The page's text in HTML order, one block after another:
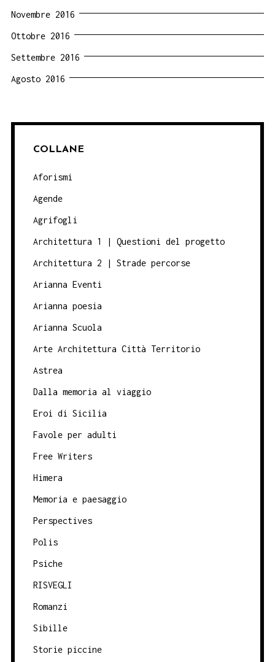
Novembre 2016
Ottobre 2016
Settembre 2016
Agosto 2016
COLLANE
Aforismi
Agende
Agrifogli
Architettura 1 | Questioni del progetto
Architettura 2 | Strade percorse
Arianna Eventi
Arianna poesia
Arianna Scuola
Arte Architettura Città Territorio
Astrea
Dalla memoria al viaggio
Eroi di Sicilia
Favole per adulti
Free Writers
Himera
Memoria e paesaggio
Perspectives
Polis
Psiche
RISVEGLI
Romanzi
Sibille
Storie piccine